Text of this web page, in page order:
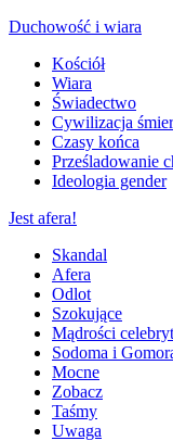
Duchowość i wiara
Kościół
Wiara
Świadectwo
Cywilizacja
Czasy końca
Prześladowanie
Ideologia gender
Jest afera!
Skandal
Afera
Odlot
Szokujące
Mądrości
Sodoma i
Mocne
Zobacz
Taśmy
Uwaga